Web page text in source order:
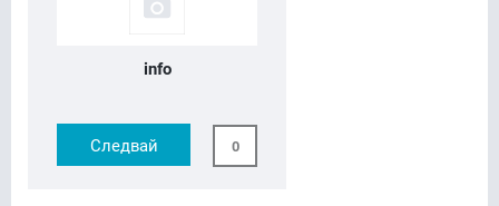
info
Следвай 0